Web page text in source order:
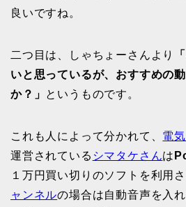
良いですね。
二つ目は、しゃちょーさんより
いと思っているが、おすすめの
か？」 というものです。
これも人によって分かれて、 電
運営されている シマタケさんは
１万円買い切りのソフトを利用さ
ャンネルの場合は自動音声を入